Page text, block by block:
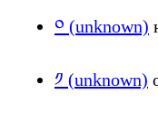
༠ (unknown)
༡ (unknown)